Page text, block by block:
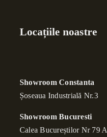
Locațiile noastre
Showroom Constanta
Șoseaua Industrială Nr.3
Showroom Bucuresti
Calea Bucureștilor Nr 79 A